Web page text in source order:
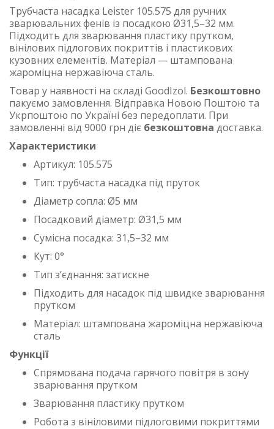
Трубчаста насадка Leister 105.575 для ручних
зварювальних фенів із посадкою Ø31,5–32 мм.
Підходить для зварювання пластику прутком,
вінілових підлогових покриттів і пластикових
кузовних елементів. Матеріал — штампована
жароміцна нержавіюча сталь.
Товар у наявності на складі GoodIzol. Безкоштовно
пакуємо замовлення. Відправка Новою Поштою та
Укрпоштою по Україні без передоплати. При
замовленні від 9000 грн діє безкоштовна доставка.
Характеристики
Артикул: 105.575
Тип: трубчаста насадка під пруток
Діаметр сопла: Ø5 мм
Посадковий діаметр: Ø31,5 мм
Сумісна посадка: 31,5–32 мм
Кут: 0°
Тип з’єднання: затискне
Підходить для насадок під швидке зварювання
прутком
Матеріал: штампована жароміцна нержавіюча
сталь
Функції
Спрямована подача гарячого повітря в зону
зварювання прутком
Зварювання пластику прутком
Робота з вініловими підлоговими покриттями